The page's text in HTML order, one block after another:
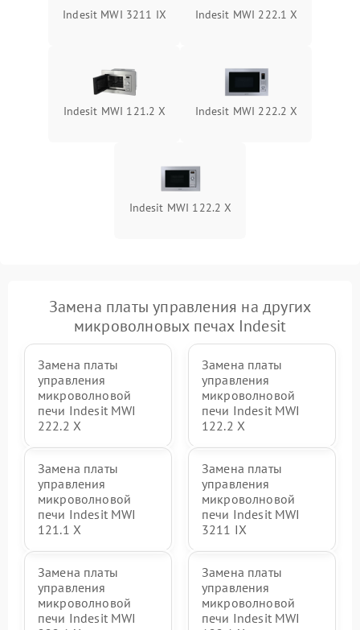
Indesit MWI 3211 IX Indesit MWI 222.1 X
Indesit MWI 121.2 X Indesit MWI 222.2 X
Indesit MWI 122.2 X
Замена платы управления на других
микроволновых печах Indesit
Замена платы
управления
микроволновой
печи Indesit MWI
222.2 X
Замена платы
управления
микроволновой
печи Indesit MWI
122.2 X
Замена платы
управления
микроволновой
печи Indesit MWI
121.1 X
Замена платы
управления
микроволновой
печи Indesit MWI
3211 IX
Замена платы
управления
микроволновой
печи Indesit MWI
Замена платы
управления
микроволновой
печи Indesit MWI